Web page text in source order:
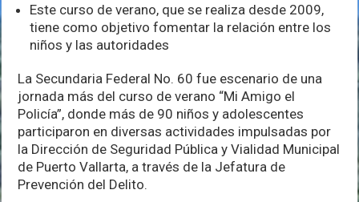
valores
prevención
curso
Amigo
el
Policía”
Este curso de verano, que se realiza desde 2009,
tiene como objetivo fomentar la relación entre los
niños y las autoridades
La Secundaria Federal No. 60 fue escenario de una
jornada más del curso de verano “Mi Amigo el
Policía”, donde más de 90 niños y adolescentes
participaron en diversas actividades impulsadas por
la Dirección de Seguridad Pública y Vialidad Municipal
de Puerto Vallarta, a través de la Jefatura de
Prevención del Delito.